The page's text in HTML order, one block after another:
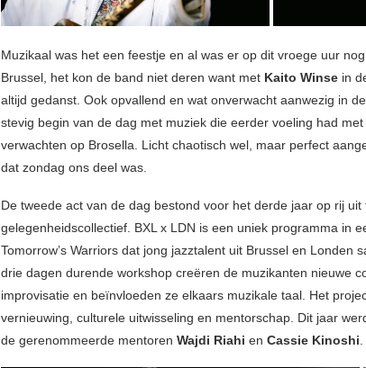
Muzikaal was het een feestje en al was er op dit vroege uur
Brussel, het kon de band niet deren want met Kaito Winse in
altijd gedanst. Ook opvallend en wat onverwacht aanwezig in
stevig begin van de dag met muziek die eerder voeling had
verwachten op Brosella. Licht chaotisch wel, maar perfect
dat zondag ons deel was.
De tweede act van de dag bestond voor het derde jaar op rij uit
gelegenheidscollectief. BXL x LDN is een uniek programma in
Tomorrow’s Warriors dat jong jazztalent uit Brussel en Londen
drie dagen durende workshop creëren de muzikanten nieuwe
improvisatie en beïnvloeden ze elkaars muzikale taal. Het
vernieuwing, culturele uitwisseling en mentorschap. Dit jaar
de gerenommeerde mentoren Wajdi Riahi en Cassie Kinoshi.